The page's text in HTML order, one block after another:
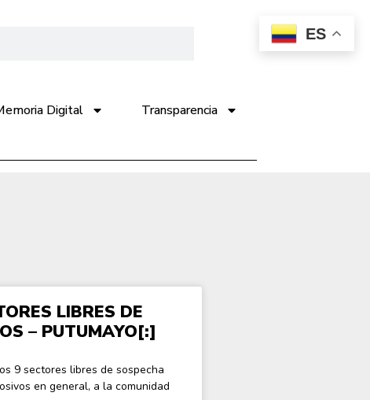
Digital Transparencia
LIBRES DE
– PUTUMAYO[:]
9 sectores libres de sospecha
en general, a la comunidad
ES